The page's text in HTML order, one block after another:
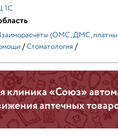
1С
(ОМС, ДМС,
/Стоматология/
«Союз»
аптечных